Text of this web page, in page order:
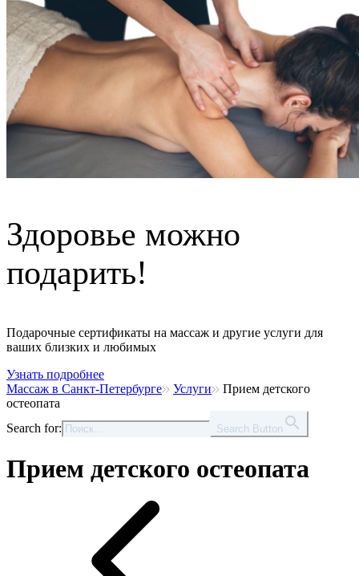
Здоровье можно
подарить!
Подарочные сертификаты на массаж и другие услуги для
ваших близких и любимых
Узнать подробнее
Массаж в Санкт-Петербурге
Услуги
Прием детского
остеопата
Search for:
Search Button
Прием детского остеопата